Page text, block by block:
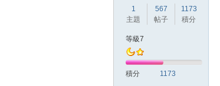
1
主題
567
帖子
1173
積分
等級7
積分 1173